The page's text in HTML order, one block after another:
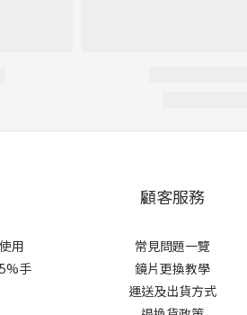
用
手
顧客服務
常見問題一覽
鏡片更換教學​
運送及出貨方式